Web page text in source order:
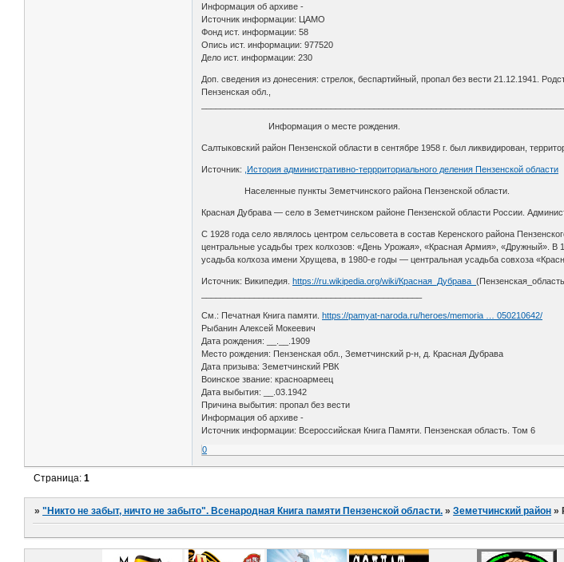
Информация об архиве -
Источник информации: ЦАМО
Фонд ист. информации: 58
Опись ист. информации: 977520
Дело ист. информации: 230
Доп. сведения из донесения: стрелок, беспартийный, пропал без вести 21.12.1941.
Пензенская обл.,
Информация о месте рождения.
Салтыковский район Пензенской области в сентябре 1958 г. был ликвидирован,
Источник: ,История административно-террриториального деления Пензенской области
Населенные пункты Земетчинского района Пензенской области.
Красная Дубрава — село в Земетчинском районе Пензенской области России.
С 1928 года село являлось центром сельсовета в состав Керенского района
центральные усадьбы трех колхозов: «День Урожая», «Красная Армия», «Дружный». В
усадьба колхоза имени Хрущева, в 1980-е годы — центральная усадьба совхоза
Источник: Википедия.https://ru.wikipedia.org/wiki/Красная_Дубрава_
См.: Печатная Книга памяти.https://pamyat-naroda.ru/heroes/memoria … 050210642/
Рыбанин Алексей Мокеевич
Дата рождения: __.__.1909
Место рождения: Пензенская обл., Земетчинский р-н, д. Красная Дубрава
Дата призыва: Земетчинский РВК
Воинское звание: красноармеец
Дата выбытия: __.03.1942
Причина выбытия: пропал без вести
Информация об архиве -
Источник информации: Всероссийская Книга Памяти. Пензенская область. Том 6
0
Страница:1
»"Никто не забыт, ничто не забыто". Всенародная Книга памяти Пензенской области. »Земетчинский район »